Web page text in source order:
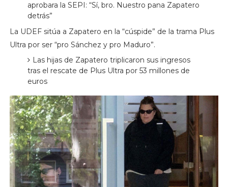
aprobara la SEPI: “Sí, bro. Nuestro pana Zapatero
detrás”
La UDEF sitúa a Zapatero en la “cúspide” de la trama Plus
Ultra por ser “pro Sánchez y pro Maduro”.
Las hijas de Zapatero triplicaron sus ingresos
tras el rescate de Plus Ultra por 53 millones de
euros